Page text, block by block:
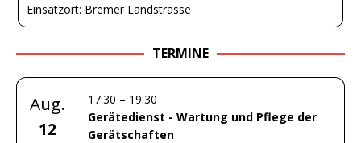
Einsatzort: Bremer Landstrasse
TERMINE
Aug.
12
17:30 – 19:30
Gerätedienst - Wartung und Pflege der
Gerätschaften